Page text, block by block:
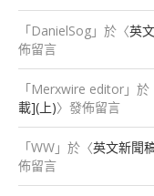
「DanielSog 」於〈英
佈留言
「Merxwire editor 」於
載](上)〉發佈留言
「WW 」於〈英文新聞
佈留言